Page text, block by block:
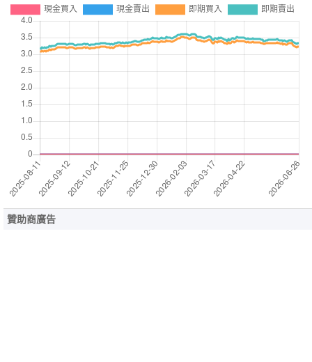
贊助商廣告